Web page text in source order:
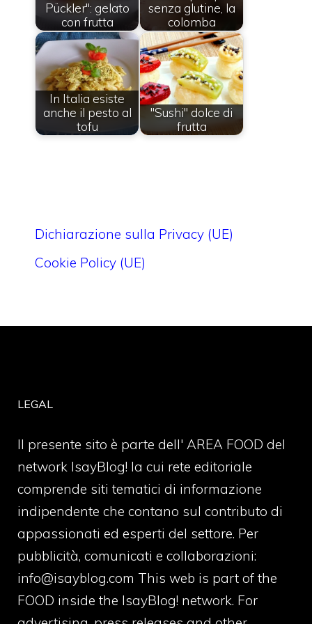
Pückler": gelato
con frutta
senza glutine, la
colomba
In Italia esiste
anche il pesto al
tofu
"Sushi" dolce di
frutta
Dichiarazione sulla Privacy (UE)
Cookie Policy (UE)
LEGAL
Il presente sito è parte dell' AREA FOOD del
network IsayBlog! la cui rete editoriale
comprende siti tematici di informazione
indipendente che contano sul contributo di
appassionati ed esperti del settore. Per
pubblicità, comunicati e collaborazioni:
info@isayblog.com This web is part of the
FOOD inside the IsayBlog! network. For